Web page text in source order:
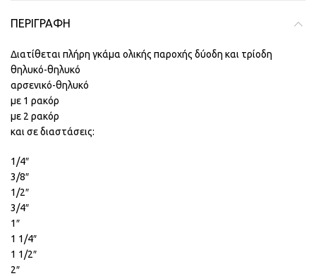
ΠΕΡΙΓΡΑΦΉ
Διατίθεται πλήρη γκάμα ολικής παροχής δύοδη και τρίοδη
θηλυκό-θηλυκό
αρσενικό-θηλυκό
με 1 ρακόρ
με 2 ρακόρ
και σε διαστάσεις:
1/4″
3/8″
1/2″
3/4″
1″
1 1/4″
1 1/2″
2″